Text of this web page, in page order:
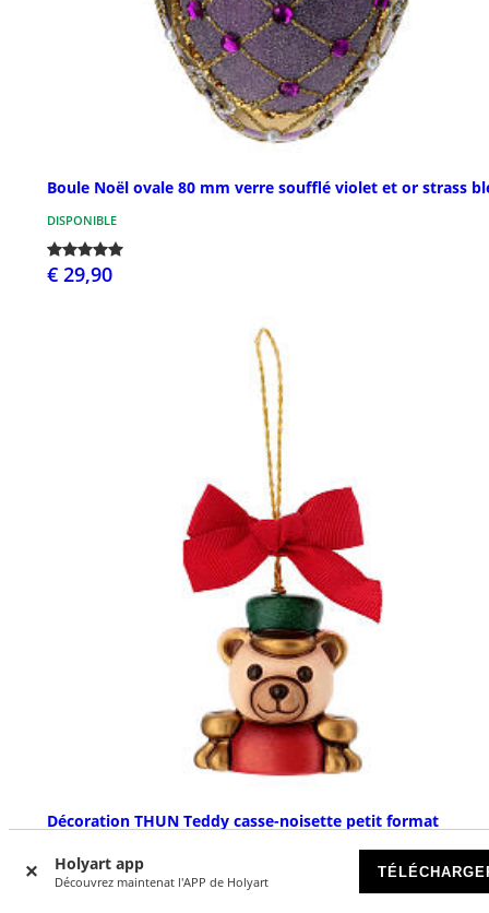
Holyart app
Découvrez maintenat l'APP de Holyart
Boule Noël ovale 80 mm verre soufflé violet et or strass
DISPONIBLE
€ 29,90
Décoration THUN Teddy casse-noisette petit format
DISPONIBLE